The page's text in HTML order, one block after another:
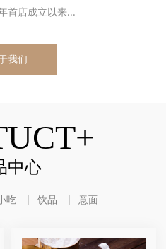
首店成立以来...
我们
中心
吃 饮品 意面